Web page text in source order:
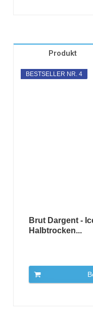
Produkt
BESTSELLER NR. 4
Brut Dargent -
Halbtrocken...